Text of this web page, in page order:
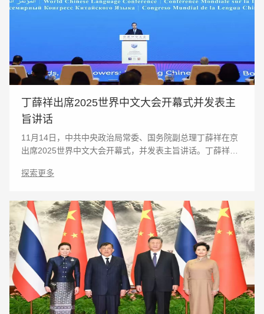
丁薛祥出席2025世界中文大会开幕式并发表主
旨讲话
11月14日，中共中央政治局常委、国务院副总理丁薛祥在京
出席2025世界中文大会开幕式，并发表主旨讲话。丁薛祥指
新，加强联通融合，凝聚各方共识，努力搭建语言互通
探索更多